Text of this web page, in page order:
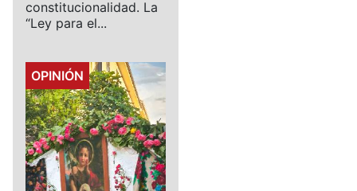
constitucionalidad. La
“Ley para el...
Details
OPINIÓN